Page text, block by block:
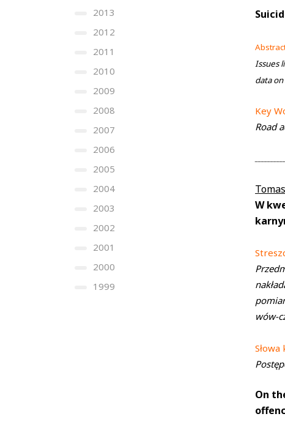
2013
2012
2011
2010
2009
2008
2007
2006
2005
2004
2003
2002
2001
2000
1999
Issues
data
Key
Road
W
wów-
On